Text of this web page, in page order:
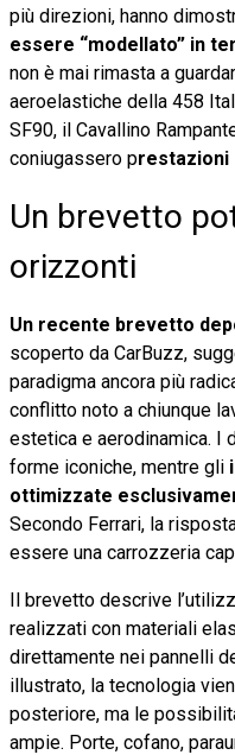
più direzioni, hanno
essere “modellato” in
non è mai rimasta a
aeroelastiche della 458
SF90, il Cavallino
coniugassero prestazioni
Un brevetto
orizzonti
Un recente brevetto
scoperto da CarBuzz,
paradigma ancora più
conflitto noto a chiunque
estetica e aerodinamica. I
forme iconiche, mentre gli
ottimizzate
Secondo Ferrari, la
essere una carrozzeria
Il brevetto descrive
realizzati con materiali
direttamente nei pannelli
illustrato, la tecnologia
posteriore, ma le
ampie. Porte, cofano,